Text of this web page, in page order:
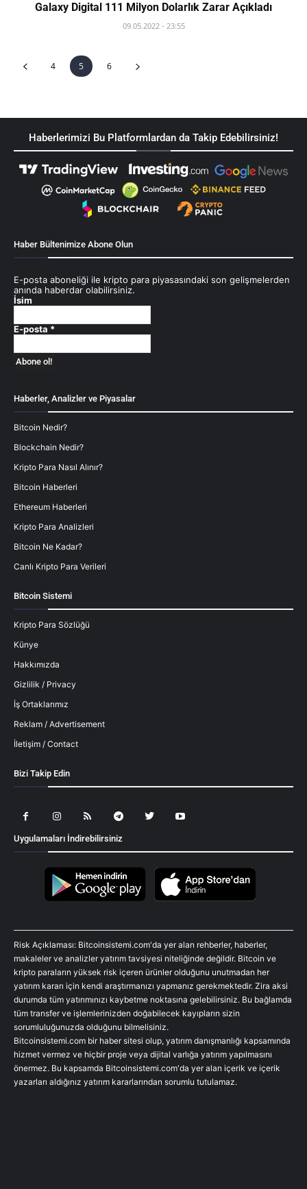
Galaxy Digital 111 Milyon Dolarlık Zarar Açıkladı
09.05.2022 - 23:55
4 5 6
Haberlerimizi Bu Platformlardan da Takip Edebilirsiniz!
Haber Bültenimize Abone Olun
E-posta aboneliği ile kripto para piyasasındaki son gelişmelerden
anında haberdar olabilirsiniz.
İsim
E-posta *
Haberler, Analizler ve Piyasalar
Bitcoin Nedir?
Blockchain Nedir?
Kripto Para Nasıl Alınır?
Bitcoin Haberleri
Ethereum Haberleri
Kripto Para Analizleri
Bitcoin Ne Kadar?
Canlı Kripto Para Verileri
Bitcoin Sistemi
Kripto Para Sözlüğü
Künye
Hakkımızda
Gizlilik / Privacy
İş Ortaklarımız
Reklam / Advertisement
İletişim / Contact
Bizi Takip Edin
Uygulamaları İndirebilirsiniz
Risk Açıklaması: Bitcoinsistemi.com'da yer alan rehberler, haberler,
makaleler ve analizler yatırım tavsiyesi niteliğinde değildir. Bitcoin ve
kripto paraların yüksek risk içeren ürünler olduğunu unutmadan her
yatırım kararı için kendi araştırmanızı yapmanız gerekmektedir. Zira aksi
durumda tüm yatırımınızı kaybetme noktasına gelebilirsiniz. Bu bağlamda
tüm transfer ve işlemlerinizden doğabilecek kayıpların sizin
sorumluluğunuzda olduğunu bilmelisiniz.
Bitcoinsistemi.com bir haber sitesi olup, yatırım danışmanlığı kapsamında
hizmet vermez ve hiçbir proje veya dijital varlığa yatırım yapılmasını
önermez. Bu kapsamda Bitcoinsistemi.com'da yer alan içerik ve içerik
yazarları aldığınız yatırım kararlarından sorumlu tutulamaz.